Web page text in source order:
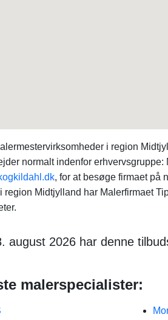
i region
normalt indenfor
, for at besøge firmaet på
region Midtjylland har Malerfirmaet
august 2026 har denne
malerspecialister: